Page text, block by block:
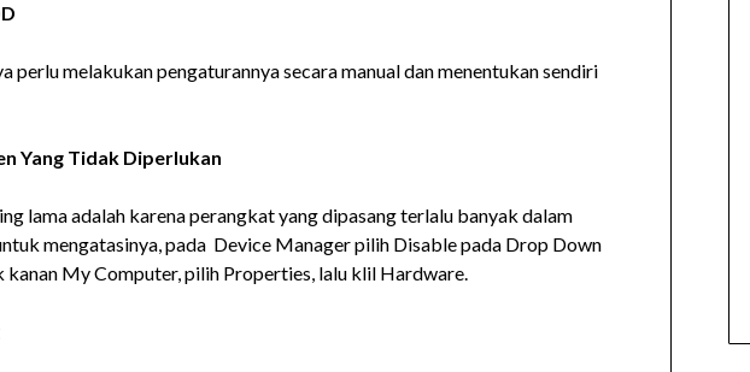
perlu melakukan pengaturannya secara manual dan menentukan sendiri
Yang Tidak Diperlukan
lama adalah karena perangkat yang dipasang terlalu banyak dalam
mengatasinya, pada Device Manager pilih Disable pada Drop Down
kanan My Computer, pilih Properties, lalu klil Hardware.